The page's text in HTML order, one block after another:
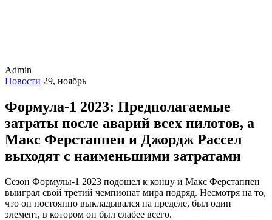
Admin
Новости 29, ноябрь
Формула-1 2023: Предполагаемые
затраты после аварий всех пилотов, а
Макс Ферстаппен и Джордж Рассел
выходят с наименьшими затратами
Сезон Формулы-1 2023 подошел к концу и Макс Ферстаппен
выиграл свой третий чемпионат мира подряд. Несмотря на то,
что он постоянно выкладывался на пределе, был один
элемент, в котором он был слабее всего.